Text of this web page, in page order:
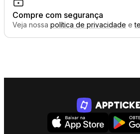
Compre com segurança
Veja nossa política de privacidade e